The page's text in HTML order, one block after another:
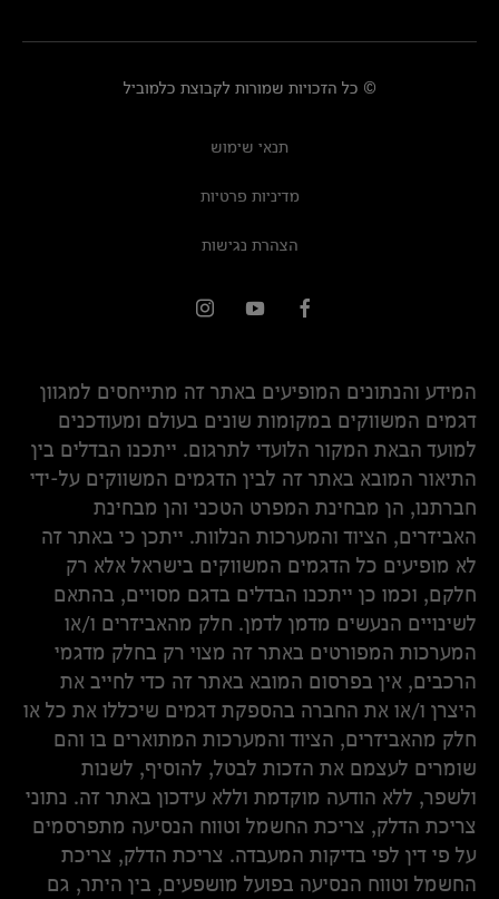
© כל הזכויות שמורות לקבוצת כלמוביל
תנאי שימוש
מדיניות פרטיות
הצהרת נגישות
המידע והנתונים המופיעים באתר זה מתייחסים למגוון
דגמים המשווקים במקומות שונים בעולם ומעודכנים
למועד הבאת המקור הלועדי לתרגום. ייתכנו הבדלים בין
התיאור המובא באתר זה לבין הדגמים המשווקים על-ידי
חברתנו, הן מבחינת המפרט הטכני והן מבחינת
האביזרים, הציוד והמערכות הנלוות. ייתכן כי באתר זה
לא מופיעים כל הדגמים המשווקים בישראל אלא רק
חלקם, וכמו כן ייתכנו הבדלים בדגם מסויים, בהתאם
לשינויים הנעשים מדמן לדמן. חלק מהאביזרים ו/או
המערכות המפורטים באתר זה מצוי רק בחלק מדגמי
הרכבים, אין בפרסום המובא באתר זה כדי לחייב את
היצרן ו/או את החברה בהספקת דגמים שיכללו את כל או
חלק מהאביזרים, הציוד והמערכות המתוארים בו והם
שומרים לעצמם את הזכות לבטל, להוסיף, לשנות
ולשפר, ללא הודעה מוקדמת וללא עידכון באתר זה. נתוני
צריכת הדלק, צריכת החשמל וטווח הנסיעה מתפרסמים
על פי דין לפי בדיקות המעבדה. צריכת הדלק, צריכת
החשמל וטווח הנסיעה בפועל מושפעים, בין היתר, גם